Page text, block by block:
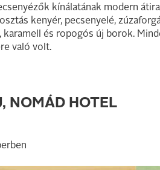
kínálatának modern
kenyér, pecsenyelé,
karamell és ropogós új borok.
való volt.
NOMÁD HOTEL